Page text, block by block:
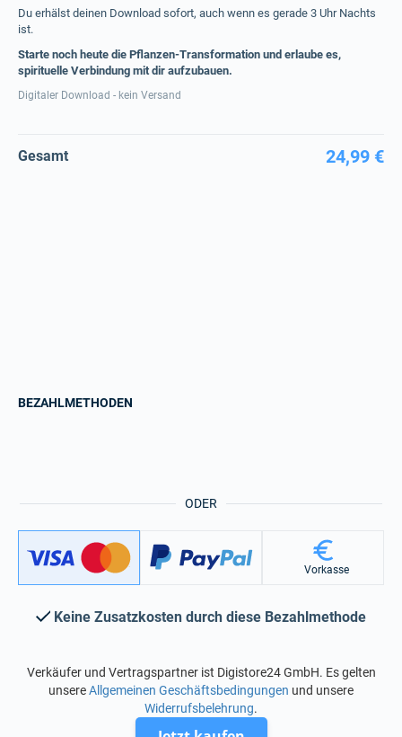
Du erhälst deinen Download sofort, auch wenn es gerade 3 Uhr Nachts
ist.
Starte noch heute die Pflanzen-Transformation und erlaube es,
spirituelle Verbindung mit dir aufzubauen.
Digitaler Download - kein Versand
Gesamt 24,99 €
ODER
BEZAHLMETHODEN
Vorkasse
Keine Zusatzkosten durch diese Bezahlmethode
Verkäufer und Vertragspartner ist Digistore24 GmbH. Es gelten
unsereAllgemeinen Geschäftsbedingungen und unsere
Widerrufsbelehrung.